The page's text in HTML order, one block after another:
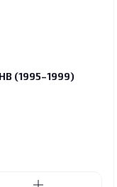
(1995–1999)